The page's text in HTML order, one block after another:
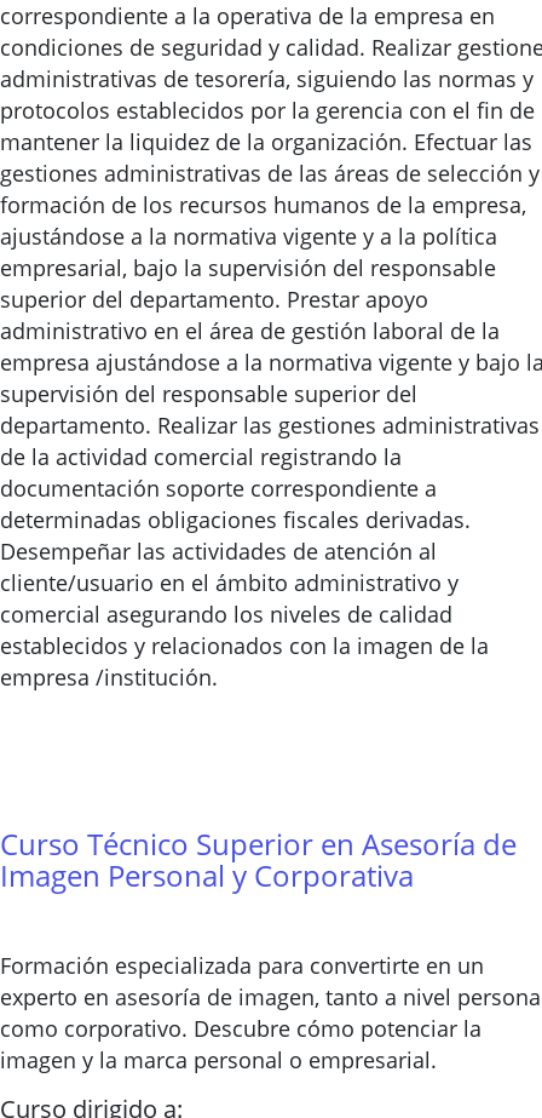
correspondiente a la operativa de la empresa en
condiciones de seguridad y calidad. Realizar
administrativas de tesorería, siguiendo las normas y
protocolos establecidos por la gerencia con el fin de
mantener la liquidez de la organización. Efectuar las
gestiones administrativas de las áreas de selección y
formación de los recursos humanos de la empresa,
ajustándose a la normativa vigente y a la política
empresarial, bajo la supervisión del responsable
superior del departamento. Prestar apoyo
administrativo en el área de gestión laboral de la
empresa ajustándose a la normativa vigente y bajo
supervisión del responsable superior del
departamento. Realizar las gestiones administrativas
de la actividad comercial registrando la
documentación soporte correspondiente a
determinadas obligaciones fiscales derivadas.
Desempeñar las actividades de atención al
cliente/usuario en el ámbito administrativo y
comercial asegurando los niveles de calidad
establecidos y relacionados con la imagen de la
empresa /institución.
Curso Técnico Superior en Asesoría de
Imagen Personal y Corporativa
Formación especializada para convertirte en un
experto en asesoría de imagen, tanto a nivel
como corporativo. Descubre cómo potenciar la
imagen y la marca personal o empresarial.
Curso dirigido a: